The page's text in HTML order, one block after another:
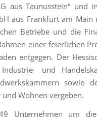
aus Taunusstein“ und
aus Frankfurt am Main
Betriebe und die
einer feierlichen
entgegen. Der
und
sowie
Wohnen vergeben.
Unternehmen um die